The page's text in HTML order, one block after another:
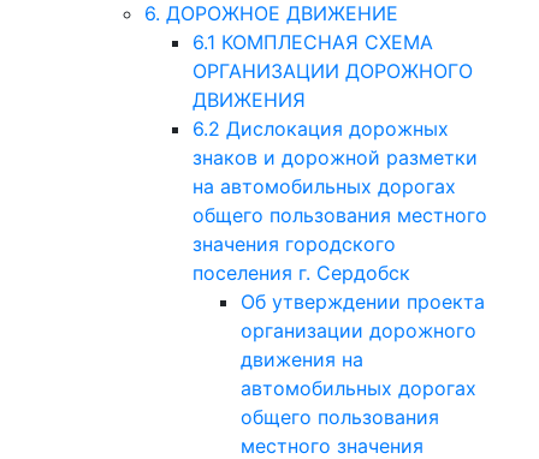
6. ДОРОЖНОЕ ДВИЖЕНИЕ
6.1 КОМПЛЕСНАЯ СХЕМА
ОРГАНИЗАЦИИ ДОРОЖНОГО
ДВИЖЕНИЯ
6.2 Дислокация дорожных
знаков и дорожной разметки
на автомобильных дорогах
общего пользования местного
значения городского
поселения г. Сердобск
Об утверждении проекта
организации дорожного
движения на
автомобильных дорогах
общего пользования
местного значения